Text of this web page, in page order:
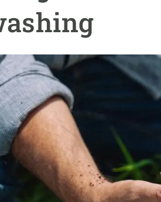
de la terra
transversals
Actions